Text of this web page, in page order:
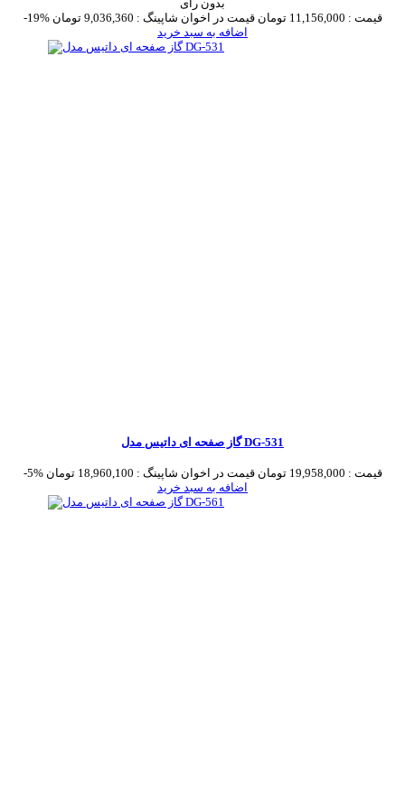
بدون رای
-19%
قیمت : 11,156,000 تومان قیمت در اخوان شاپینگ : 9,036,360 تومان
اضافه به سبد خرید
گاز صفحه ای داتیس مدل DG-531
-5% قیمت : 19,958,000 تومان قیمت در اخوان شاپینگ : 18,960,100 تومان
اضافه به سبد خرید